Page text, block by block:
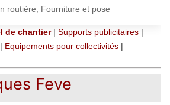
routière, Fourniture et pose
de chantier | Supports publicitaires |
| Equipements pour collectivités |
Feve